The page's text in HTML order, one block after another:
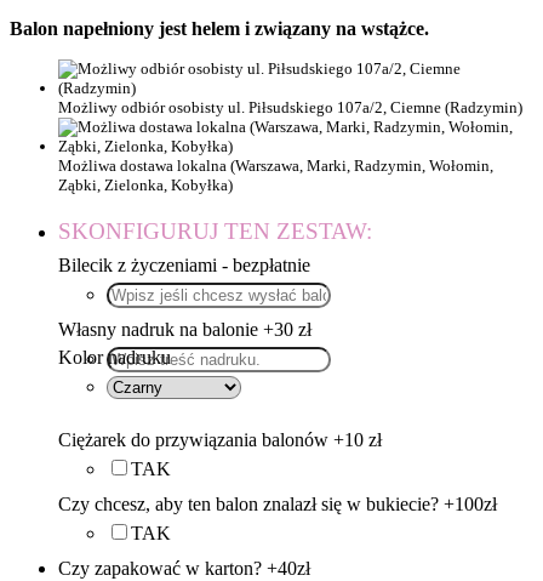
Balon napełniony jest helem i związany na wstążce.
Możliwy odbiór osobisty ul. Piłsudskiego 107a/2, Ciemne (Radzymin)
Możliwa dostawa lokalna (Warszawa, Marki, Radzymin, Wołomin,
Ząbki, Zielonka, Kobyłka)
SKONFIGURUJ TEN ZESTAW:
Bilecik z życzeniami - bezpłatnie
Własny nadruk na balonie +30 zł
Kolor nadruku
Ciężarek do przywiązania balonów +10 zł
TAK
Czy chcesz, aby ten balon znalazł się w bukiecie? +100zł
TAK
Czy zapakować w karton? +40zł